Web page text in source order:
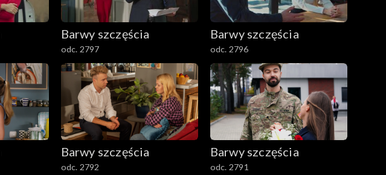
Barwy szczęścia
odc. 2797
Barwy szczęścia
odc. 2796
Barwy szczęścia
odc. 2792
Barwy szczęścia
odc. 2791